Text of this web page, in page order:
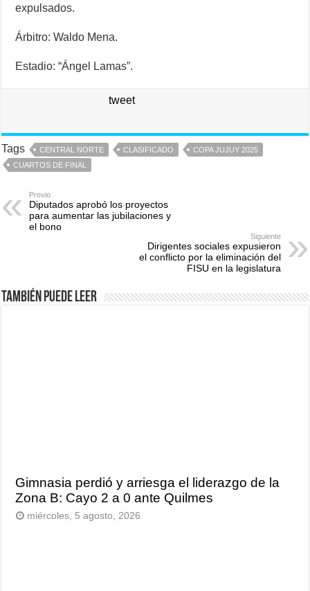
expulsados.
Árbitro: Waldo Mena.
Estadio: “Ángel Lamas”.
tweet
Tags CENTRAL NORTE CLASIFICADO
COPA JUJUY 2025
CUARTOS DE FINAL
Previo
Diputados aprobó los proyectos
para aumentar las jubilaciones y
el bono
Siguiente
Dirigentes sociales expusieron
el conflicto por la eliminación del
FISU en la legislatura
También puede leer
Gimnasia perdió y arriesga el liderazgo de la
Zona B: Cayo 2 a 0 ante Quilmes
miércoles, 5 agosto, 2026